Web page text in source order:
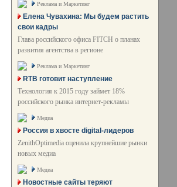
Реклама и Маркетинг
Елена Чувахина: Мы будем растить
свои кадры
Глава российского офиса FITCH о планах
развития агентства в регионе
Реклама и Маркетинг
RTB готовит наступление
Технология к 2015 году займет 18%
российского рынка интернет-рекламы
Медиа
Россия в хвосте digital-лидеров
ZenithOptimedia оценила крупнейшие рынки
новых медиа
Медиа
Новостные сайты теряют